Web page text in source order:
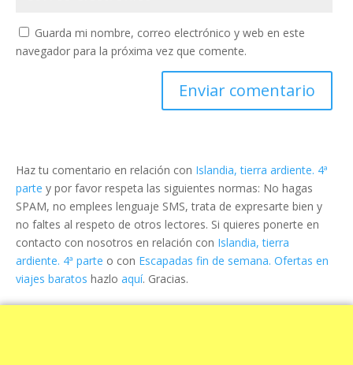
Guarda mi nombre, correo electrónico y web en este
navegador para la próxima vez que comente.
Haz tu comentario en relación con Islandia, tierra ardiente. 4ª
parte y por favor respeta las siguientes normas: No hagas
SPAM, no emplees lenguaje SMS, trata de expresarte bien y
no faltes al respeto de otros lectores. Si quieres ponerte en
contacto con nosotros en relación con Islandia, tierra
ardiente. 4ª parte o con Escapadas fin de semana. Ofertas en
viajes baratos hazlo aquí. Gracias.